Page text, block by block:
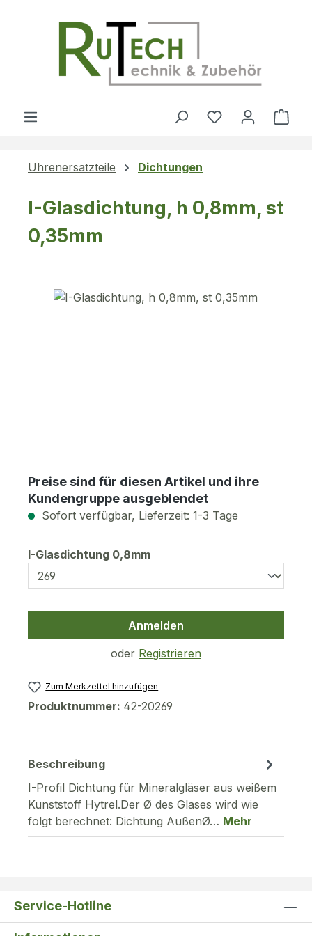
Du hast 0
Uhrenersatzteile Dichtungen
I-Glasdichtung, h 0,8mm, st
0,35mm
Bildergalerie überspringen
Preise sind für diesen Artikel und ihre
Kundengruppe ausgeblendet
Sofort verfügbar, Lieferzeit: 1-3 Tage
I-Glasdichtung 0,8mmauswählen
Anmelden
oder Registrieren
Zum Merkzettel hinzufügen
Produktnummer: 42-20269
Beschreibung
I-Profil Dichtung für Mineralgläser aus weißem
Kunststoff Hytrel.Der Ø des Glases wird wie
folgt berechnet: Dichtung AußenØ… Mehr
Service-Hotline